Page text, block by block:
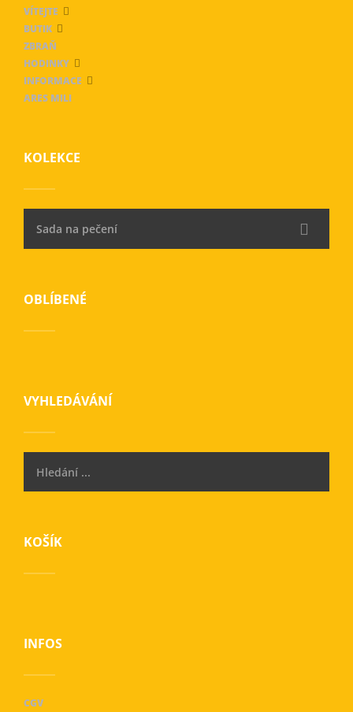
VÍTEJTE
BUTIK
ZBRAŇ
HODINKY
INFORMACE
ARES MILI
KOLEKCE
Sada na pečení
OBLÍBENÉ
VYHLEDÁVÁNÍ
KOŠÍK
INFOS
CGV